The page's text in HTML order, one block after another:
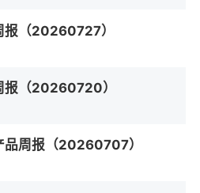
报（20260727）
报（20260720）
品周报（20260707）